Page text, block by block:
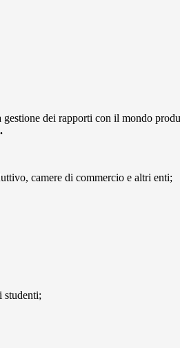
dei rapporti con il mondo
camere di commercio e altri enti;
studenti;